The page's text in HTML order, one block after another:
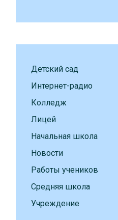
Детский сад
Интернет-радио
Колледж
Лицей
Начальная школа
Новости
Работы учеников
Средняя школа
Учреждение